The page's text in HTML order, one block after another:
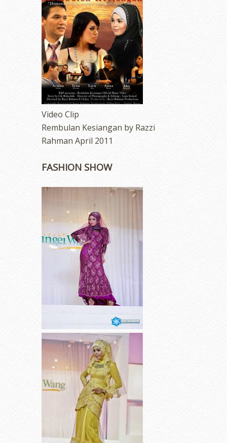
Video Clip
Rembulan Kesiangan by Razzi
Rahman April 2011
FASHION SHOW